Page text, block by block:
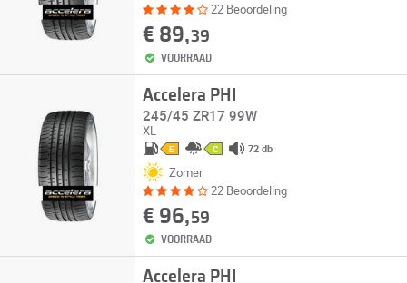
22 Beoordeling
€ 89,39
VOORRAAD
Accelera PHI
245/45 ZR17 99W
XL
E C 72 db
Zomer
22 Beoordeling
€ 96,59
VOORRAAD
Accelera PHI